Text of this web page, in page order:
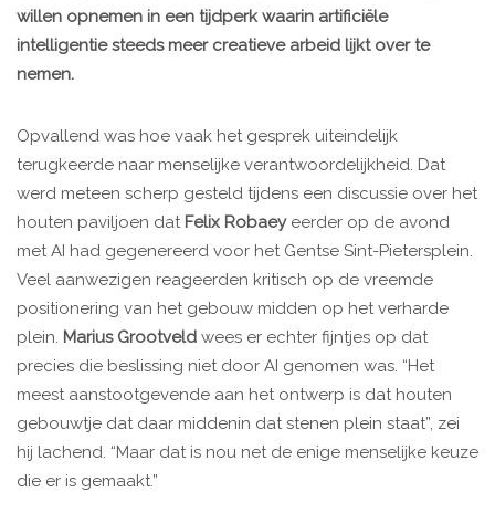
willen opnemen in een tijdperk waarin artificiële
intelligentie steeds meer creatieve arbeid lijkt over te
nemen.
Opvallend was hoe vaak het gesprek uiteindelijk
terugkeerde naar menselijke verantwoordelijkheid. Dat
werd meteen scherp gesteld tijdens een discussie over het
houten paviljoen dat Felix Robaeyeerder op de avond
met AI had gegenereerd voor het Gentse Sint-Pietersplein.
Veel aanwezigen reageerden kritisch op de vreemde
positionering van het gebouw midden op het verharde
plein. Marius Grootveld wees er echter fijntjes op dat
precies die beslissing niet door AI genomen was. “Het
meest aanstootgevende aan het ontwerp is dat houten
gebouwtje dat daar middenin dat stenen plein staat”, zei
hij lachend. “Maar dat is nou net de enige menselijke keuze
die er is gemaakt.”